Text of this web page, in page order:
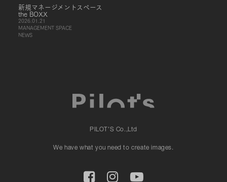
新規マネージメントスペース
the BOXX
2026.01.21
MANAGEMENT SPACE
NEWS
PILOT'S Co.,Ltd
We have what you need to create images.